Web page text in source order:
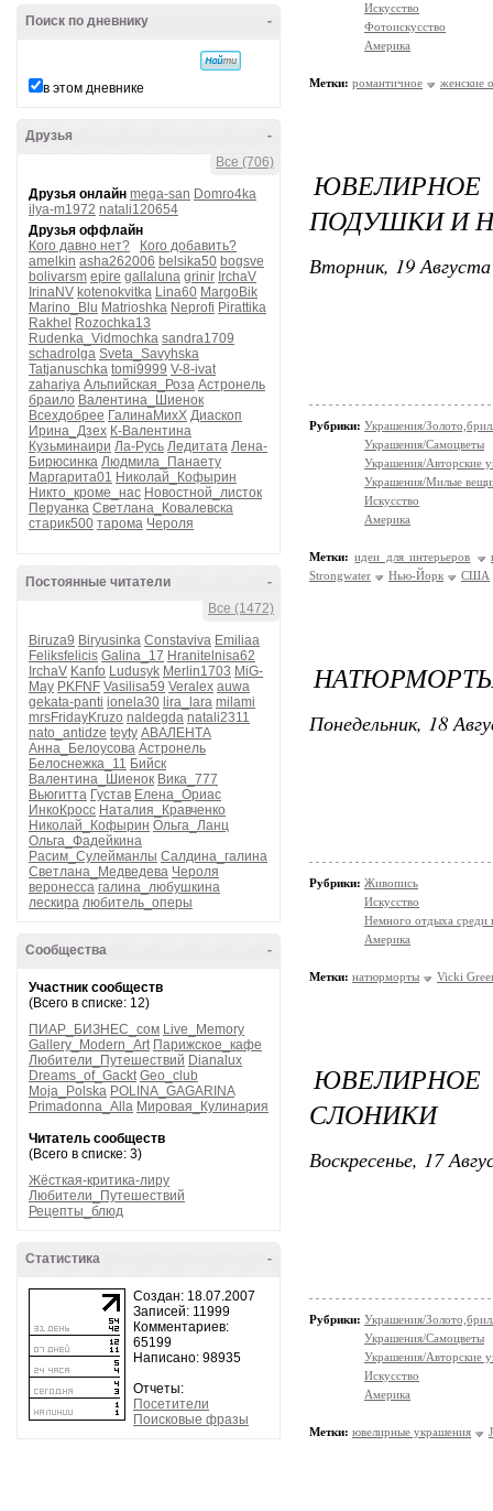
-
Поиск по дневнику
в этом дневнике
-
Друзья
Все (706)
Друзья онлайн mega-san Domro4ka
ilya-m1972 natali120654
Друзья оффлайн
Кого давно нет?
Кого добавить?
amelkin asha262006 belsika50 bogsve
bolivarsm epire gallaluna grinir IrchaV
IrinaNV kotenokvitka Lina60 MargoBik
Marino_Blu Matrioshka Neprofi Pirattika
Rakhel
Rozochka13
Rudenka_Vidmochka sandra1709
schadrolga Sveta_Savyhska
Tatjanuschka tomi9999 V-8-ivat
zahariya Альпийская_Роза Астронель
браило Валентина_Шиенок
Всехдобрее ГалинаМихХ Диаскоп
Ирина_Дзех К-Валентина
Кузьминаири Ла-Русь Ледитата Лена-
Бирюсинка Людмила_Панаету
Маргарита01 Николай_Кофырин
Никто_кроме_нас Новостной_листок
Перуанка Светлана_Ковалевска
старик500 тарома Чероля
-
Постоянные читатели
Все (1472)
Biruza9 Biryusinka Constaviva Emiliaa
Feliksfelicis Galina_17 Hranitelnisa62
IrchaV Kanfo Ludusyk Merlin1703 MiG-
May PKFNF Vasilisa59 Veralex auwa
gekata-panti ionela30 lira_lara milami
mrsFridayKruzo naldegda natali2311
nato_antidze teyty АВАЛЕНТА
Анна_Белоусова Астронель
Белоснежка_11 Бийск
Валентина_Шиенок Вика_777
Вьюгитта Густав Елена_Ориас
ИнкоКросс Наталия_Кравченко
Николай_Кофырин Ольга_Ланц
Ольга_Фадейкина
Расим_Сулейманлы Салдина_галина
Светлана_Медведева Чероля
веронесса галина_любушкина
лескира любитель_оперы
-
Сообщества
Участник сообществ
(Всего в списке: 12)
ПИАР_БИЗНЕС_сом Live_Memory
Gallery_Modern_Art Парижское_кафе
Любители_Путешествий Dianalux
Dreams_of_Gackt Geo_club
Moja_Polska POLINA_GAGARINA
Primadonna_Alla Мировая_Кулинария
Читатель сообществ
(Всего в списке: 3)
Жёсткая-критика-лиру
Любители_Путешествий
Рецепты_блюд
-
Статистика
Создан: 18.07.2007
Записей: 11999
Комментариев:
65199
Написано: 98935
Отчеты:
Посетители
Поисковые фразы
Искусство
Фотоискусство
Америка
Метки: романтичное женские
ЮВЕЛИРНОЕ
ПОДУШКИ И
Вторник, 19
Рубрики: Украшения/
Украшения/Самоцветы
Украшения/Авторские
Украшения/Милые
Искусство
Америка
Метки: идеи для интерьеров
Strongwater
Нью-Йорк США
НАТЮРМОРТЫ
Понедельник, 18
Рубрики: Живопись
Искусство
Немного отдыха среди
Америка
Метки: натюрморты Vicki
ЮВЕЛИРНОЕ
СЛОНИКИ
Воскресенье, 17
Рубрики: Украшения/
Украшения/Самоцветы
Украшения/Авторские
Искусство
Америка
Метки: ювелирные украшения